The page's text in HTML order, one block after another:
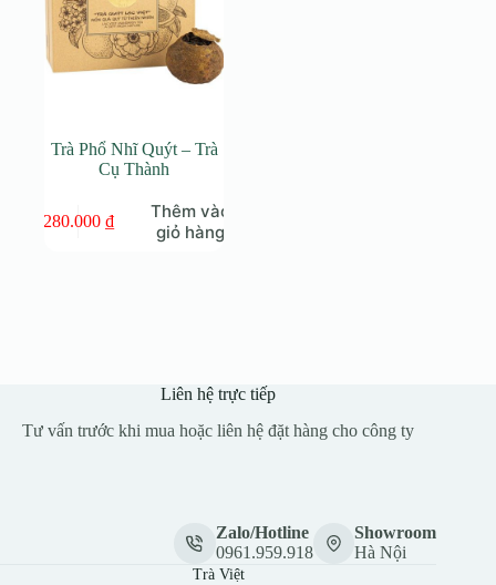
Trà Phổ Nhĩ Quýt – Trà
Cụ Thành
280.000 ₫
Thêm vào
giỏ hàng
Liên hệ trực tiếp
Tư vấn trước khi mua hoặc liên hệ đặt hàng cho công ty
Zalo/Hotline
0961.959.918
Showroom
Hà Nội
Trà Việt